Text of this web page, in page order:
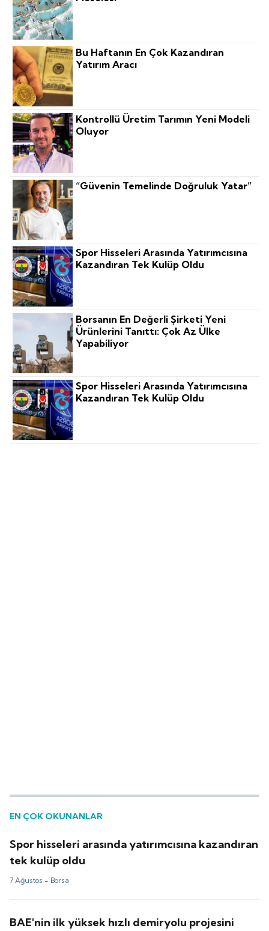
Bu Haftanın En Çok Kazandıran
Yatırım Aracı
Kontrollü Üretim Tarımın Yeni Modeli
Oluyor
“Güvenin Temelinde Doğruluk Yatar”
Spor Hisseleri Arasında Yatırımcısına
Kazandıran Tek Kulüp Oldu
Borsanın En Değerli Şirketi Yeni
Ürünlerini Tanıttı: Çok Az Ülke
Yapabiliyor
Spor Hisseleri Arasında Yatırımcısına
Kazandıran Tek Kulüp Oldu
EN ÇOK OKUNANLAR
Spor hisseleri arasında yatırımcısına kazandıran
tek kulüp oldu
7 Ağustos - Borsa
BAE'nin ilk yüksek hızlı demiryolu projesini